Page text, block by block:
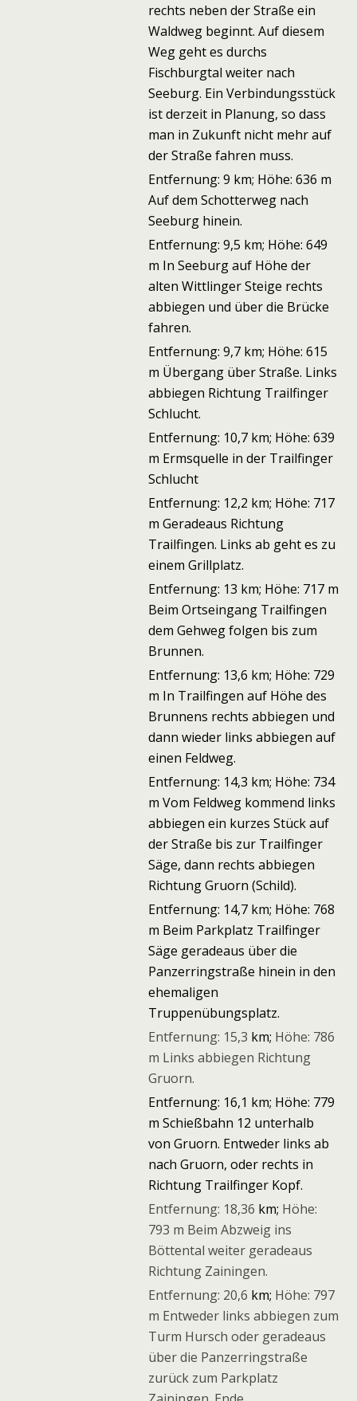
rechts neben der Straße ein
Waldweg beginnt. Auf diesem
Weg geht es durchs
Fischburgtal weiter nach
Seeburg. Ein Verbindungsstück
ist derzeit in Planung, so dass
man in Zukunft nicht mehr auf
der Straße fahren muss.
Entfernung: 9 km; Höhe: 636 m
Auf dem Schotterweg nach
Seeburg hinein.
Entfernung: 9,5 km; Höhe: 649
m In Seeburg auf Höhe der
alten Wittlinger Steige rechts
abbiegen und über die Brücke
fahren.
Entfernung: 9,7 km; Höhe: 615
m Übergang über Straße. Links
abbiegen Richtung Trailfinger
Schlucht.
Entfernung: 10,7 km; Höhe: 639
m Ermsquelle in der Trailfinger
Schlucht
Entfernung: 12,2 km; Höhe: 717
m Geradeaus Richtung
Trailfingen. Links ab geht es zu
einem Grillplatz.
Entfernung: 13 km; Höhe: 717 m
Beim Ortseingang Trailfingen
dem Gehweg folgen bis zum
Brunnen.
Entfernung: 13,6 km; Höhe: 729
m In Trailfingen auf Höhe des
Brunnens rechts abbiegen und
dann wieder links abbiegen auf
einen Feldweg.
Entfernung: 14,3 km; Höhe: 734
m Vom Feldweg kommend links
abbiegen ein kurzes Stück auf
der Straße bis zur Trailfinger
Säge, dann rechts abbiegen
Richtung Gruorn (Schild).
Entfernung: 14,7 km; Höhe: 768
m Beim Parkplatz Trailfinger
Säge geradeaus über die
Panzerringstraße hinein in den
ehemaligen
Truppenübungsplatz.
Entfernung: 15,3 km; Höhe: 786
m Links abbiegen Richtung
Gruorn.
Entfernung: 16,1 km; Höhe: 779
m Schießbahn 12 unterhalb
von Gruorn. Entweder links ab
nach Gruorn, oder rechts in
Richtung Trailfinger Kopf.
Entfernung: 18,36 km; Höhe:
793 m Beim Abzweig ins
Böttental weiter geradeaus
Richtung Zainingen.
Entfernung: 20,6 km; Höhe: 797
m Entweder links abbiegen zum
Turm Hursch oder geradeaus
über die Panzerringstraße
zurück zum Parkplatz